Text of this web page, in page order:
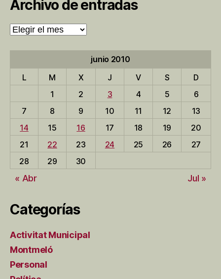
Archivo de entradas
Archivo
de
junio 2010
L
M X J V S
D
1
2 3 4 5
6
7
8 9 10 11 12
13
14
15 16 17 18 19
20
21
22 23 24 25 26
27
28
29 30
« Abr Jul »
Categorías
Activitat Municipal
Montmeló
Personal